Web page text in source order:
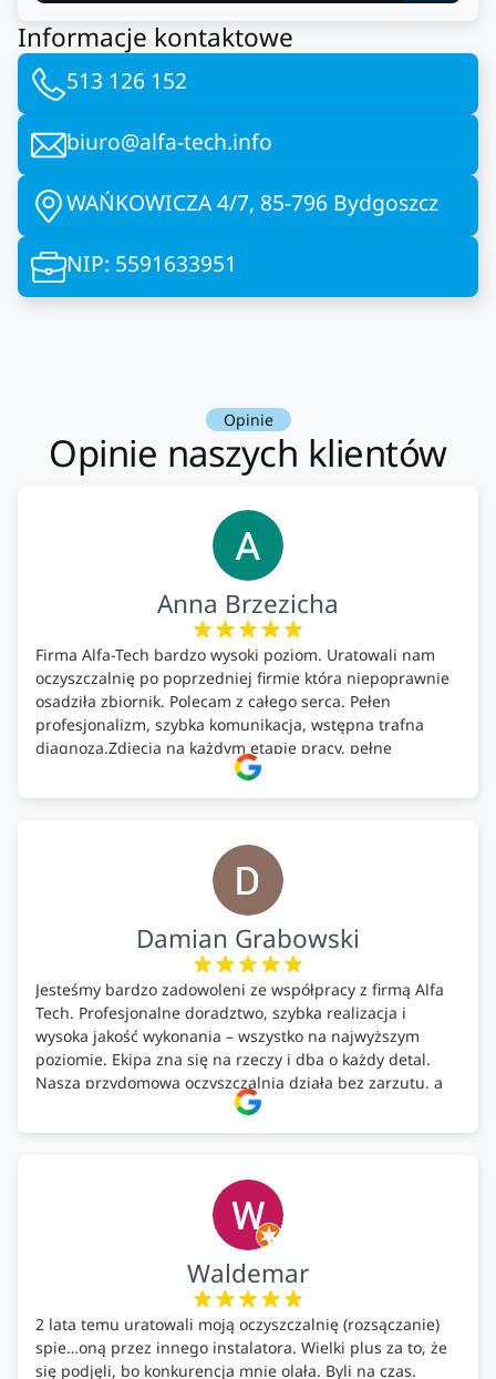
Informacje kontaktowe
513 126 152
biuro@alfa-tech.info
WAŃKOWICZA 4/7, 85-796 Bydgoszcz
NIP: 5591633951
Opinie
Opinie naszych klientów
Anna Brzezicha
Firma Alfa-Tech bardzo wysoki poziom. Uratowali nam
oczyszczalnię po poprzedniej firmie która niepoprawnie
osadziła zbiornik. Polecam z całego serca. Pełen
profesjonalizm, szybka komunikacja, wstępna trafna
diagnoza.Zdjęcia na każdym etapie pracy, pełne
doradztwo.Dobrze wyszkoleni i znający się na rzeczy.
Podsumowując ekipa na wysokim poziomie, rzetelna.
Damian Grabowski
Jesteśmy bardzo zadowoleni ze współpracy z firmą Alfa
Tech. Profesjonalne doradztwo, szybka realizacja i
wysoka jakość wykonania – wszystko na najwyższym
poziomie. Ekipa zna się na rzeczy i dba o każdy detal.
Nasza przydomowa oczyszczalnia działa bez zarzutu, a
całość została wykonana zgodnie z terminem i
ustaleniami. Z czystym sumieniem polecamy Alfa Tech
ekologicznych rozwiązań!🍀
Waldemar
2 lata temu uratowali moją oczyszczalnię (rozsączanie)
spie…oną przez innego instalatora. Wielki plus za to, że
się podjęli, bo konkurencja mnie olała. Byli na czas.